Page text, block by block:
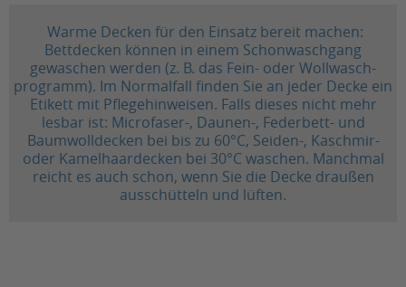
Warme Decken für den Einsatz bereit machen:
Bettdecken können in einem Schonwaschgang
gewaschen werden (z. B. das Fein- oder Wollwasch-
programm). Im Normalfall finden Sie an jeder Decke ein
Etikett mit Pflegehinweisen. Falls dieses nicht mehr
lesbar ist: Microfaser-, Daunen-, Federbett- und
Baumwolldecken bei bis zu 60°C, Seiden-, Kaschmir-
oder Kamelhaardecken bei 30°C waschen. Manchmal
reicht es auch schon, wenn Sie die Decke draußen
ausschütteln und lüften.